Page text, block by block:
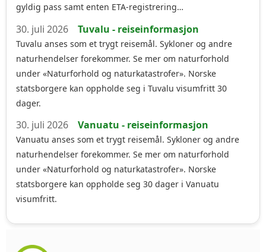
gyldig pass samt enten ETA-registrering…
30. juli 2026 Tuvalu - reiseinformasjon
Tuvalu anses som et trygt reisemål. Sykloner og andre
naturhendelser forekommer. Se mer om naturforhold
under «Naturforhold og naturkatastrofer». Norske
statsborgere kan oppholde seg i Tuvalu visumfritt 30
dager.
30. juli 2026 Vanuatu - reiseinformasjon
Vanuatu anses som et trygt reisemål. Sykloner og andre
naturhendelser forekommer. Se mer om naturforhold
under «Naturforhold og naturkatastrofer». Norske
statsborgere kan oppholde seg 30 dager i Vanuatu
visumfritt.